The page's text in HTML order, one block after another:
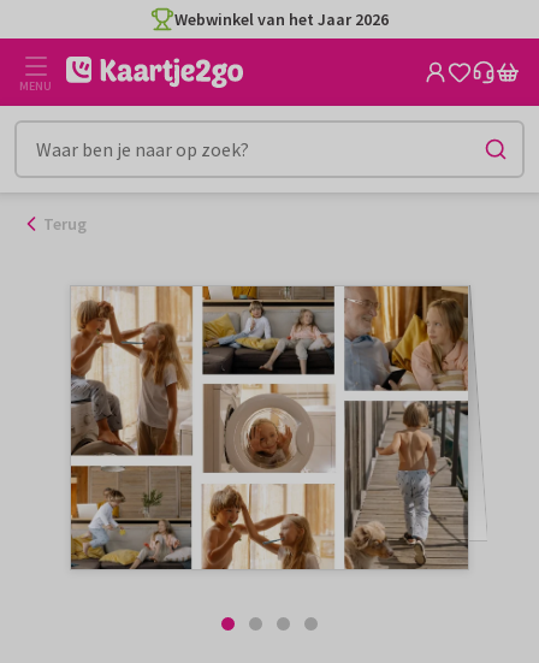
naar
inhoud
Webwinkel van het Jaar 2026
MENU
Terug